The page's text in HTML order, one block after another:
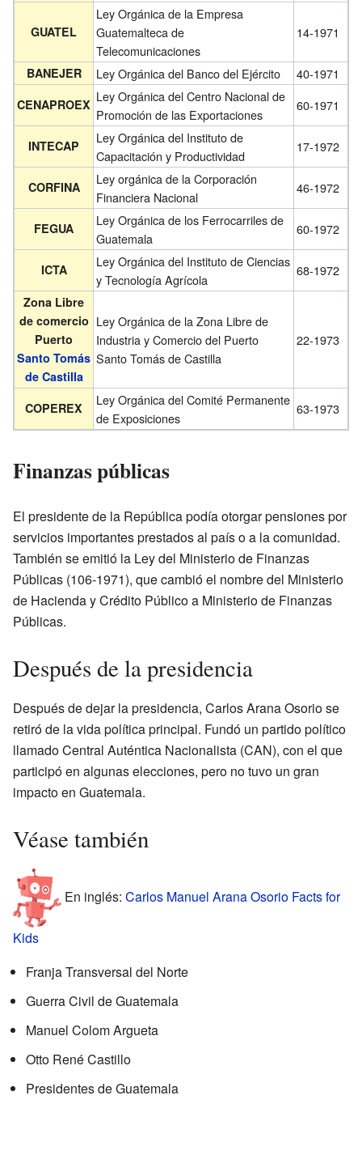
GUATEL
Ley Orgánica de la Empresa
Guatemalteca de
Telecomunicaciones
14-1971
BANEJER Ley Orgánica del Banco del Ejército 40-1971
CENAPROEX Ley Orgánica del Centro Nacional de
Promoción de las Exportaciones
60-1971
INTECAP
Ley Orgánica del Instituto de
Capacitación y Productividad
17-1972
CORFINA
Ley orgánica de la Corporación
Financiera Nacional
46-1972
FEGUA
Ley Orgánica de los Ferrocarriles de
Guatemala
60-1972
ICTA
Ley Orgánica del Instituto de Ciencias
y Tecnología Agrícola
68-1972
Zona Libre
de comercio
Puerto
Santo Tomás
de Castilla
Ley Orgánica de la Zona Libre de
Industria y Comercio del Puerto
Santo Tomás de Castilla
22-1973
COPEREX
Ley Orgánica del Comité Permanente
de Exposiciones
63-1973
Finanzas públicas
El presidente de la República podía otorgar pensiones por
servicios importantes prestados al país o a la comunidad.
También se emitió la Ley del Ministerio de Finanzas
Públicas (106-1971), que cambió el nombre del Ministerio
de Hacienda y Crédito Público a Ministerio de Finanzas
Públicas.
Después de la presidencia
Después de dejar la presidencia, Carlos Arana Osorio se
retiró de la vida política principal. Fundó un partido político
llamado Central Auténtica Nacionalista (CAN), con el que
participó en algunas elecciones, pero no tuvo un gran
impacto en Guatemala.
Véase también
En inglés: Carlos Manuel Arana Osorio Facts for
Kids
Franja Transversal del Norte
Guerra Civil de Guatemala
Manuel Colom Argueta
Otto René Castillo
Presidentes de Guatemala